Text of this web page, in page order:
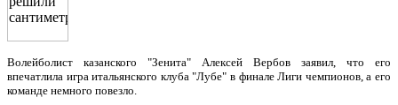
Волейболист казанского "Зенита" Алексей Вербов заявил, что его
впечатлила игра итальянского клуба "Лубе" в финале Лиги чемпионов, а его
команде немного повезло.